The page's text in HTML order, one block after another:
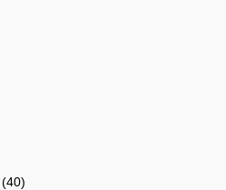
(40)